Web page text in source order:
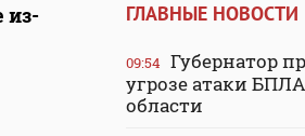
из- ГЛАВНЫЕ НОВОСТИ
09:54 Губернатор
угрозе атаки
области